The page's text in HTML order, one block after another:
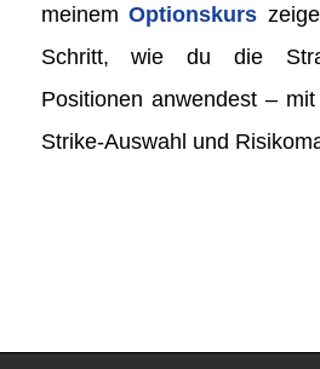
meinemOptionskurs
Schritt, wie du die
Positionen anwendest –
Strike-Auswahl und